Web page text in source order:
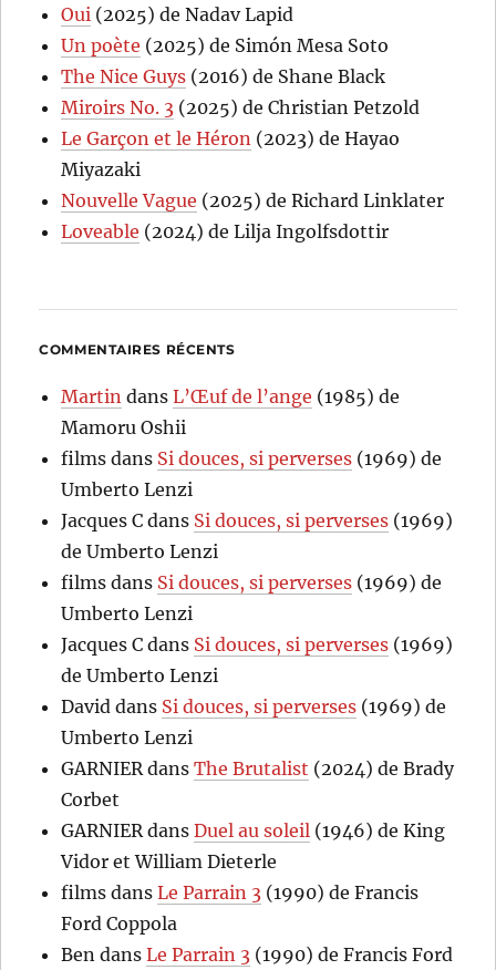
Oui (2025) de Nadav Lapid
Un poète (2025) de Simón Mesa Soto
The Nice Guys (2016) de Shane Black
Miroirs No. 3 (2025) de Christian Petzold
Le Garçon et le Héron (2023) de Hayao
Miyazaki
Nouvelle Vague (2025) de Richard Linklater
Loveable (2024) de Lilja Ingolfsdottir
COMMENTAIRES RÉCENTS
Martin dansL’Œuf de l’ange (1985) de
Mamoru Oshii
films dans Si douces, si perverses (1969) de
Umberto Lenzi
Jacques C dans Si douces, si perverses (1969)
de Umberto Lenzi
films dans Si douces, si perverses (1969) de
Umberto Lenzi
Jacques C dans Si douces, si perverses (1969)
de Umberto Lenzi
David dans Si douces, si perverses (1969) de
Umberto Lenzi
GARNIERdansThe Brutalist (2024) de Brady
Corbet
GARNIERdansDuel au soleil (1946) de King
Vidor et William Dieterle
films dansLe Parrain 3 (1990) de Francis
Ford Coppola
Ben dansLe Parrain 3 (1990) de Francis Ford